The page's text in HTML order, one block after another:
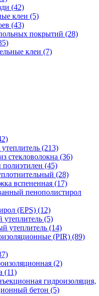
(42)
клеи (5)
(43)
покрытий (28)
клеи (7)
(213)
стекловолокна (36)
(45)
(28)
вспененная (17)
пенополистирол
(EPS) (12)
(5)
утеплитель (14)
(PIR) (89)
(2)
(11)
гидроизоляция,
бетон (5)